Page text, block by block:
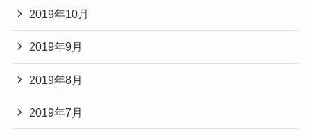
2019年10月
2019年9月
2019年8月
2019年7月